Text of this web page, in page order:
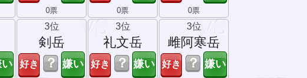
0票 0票 0票
3位
剣岳
？
3位
礼文岳
？
3位
雌阿寒岳
？